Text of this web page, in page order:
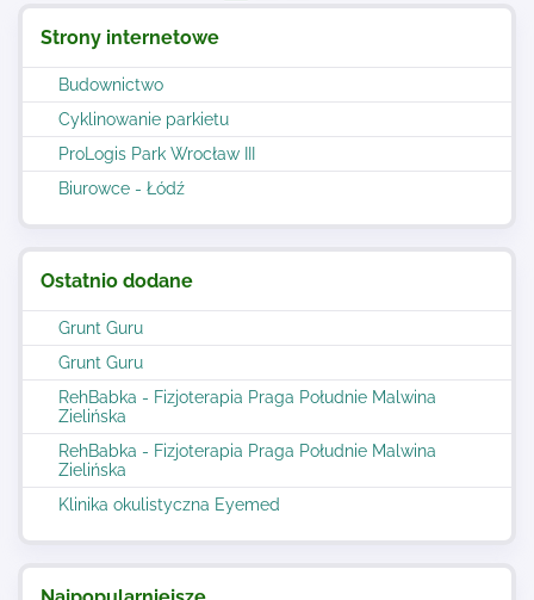
Strony internetowe
Budownictwo
Cyklinowanie parkietu
ProLogis Park Wrocław III
Biurowce - Łódź
Ostatnio dodane
Grunt Guru
Grunt Guru
RehBabka - Fizjoterapia Praga Południe Malwina
Zielińska
RehBabka - Fizjoterapia Praga Południe Malwina
Zielińska
Klinika okulistyczna Eyemed